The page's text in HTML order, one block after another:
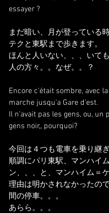
essayer ?
まだ暗い、月が登っている
テクと東駅まで歩きます。
ほんと人いない、、、いて
人の方々。。なぜ。。？
Encore c'était sombre, avec
marche jusqu'a Gare d'est.
Il n'avait pas les gens, ou, un
gens noir,, pourquoi?
今回は４つも電車を乗り継ぎ
順調にパリ東駅、マンハイ
ン、、、と、マンハイム＝
理由は明かされなかったの
間の停車。。。
あらら。。。